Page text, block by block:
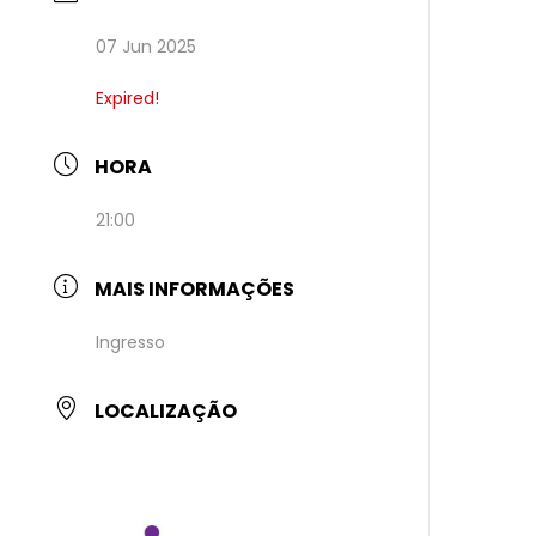
07 Jun 2025
Expired!
HORA
21:00
MAIS INFORMAÇÕES
Ingresso
LOCALIZAÇÃO